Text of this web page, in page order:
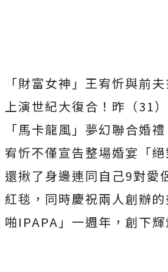
「財富女神」王宥忻與前
上演世紀大復合！昨（31
「馬卡龍風」夢幻聯合婚
宥忻不僅宣告整場婚宴「絕
還揪了身邊連同自己9對愛
紅毯，同時慶祝兩人創辦
啪IPAPA」一週年，創下輝